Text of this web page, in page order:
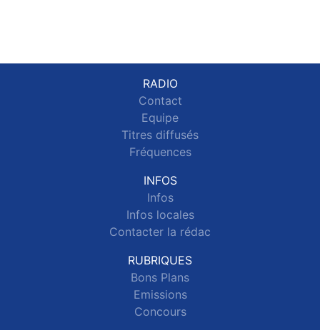
RADIO
Contact
Equipe
Titres diffusés
Fréquences
INFOS
Infos
Infos locales
Contacter la rédac
RUBRIQUES
Bons Plans
Emissions
Concours